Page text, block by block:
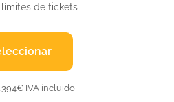
límites de tickets
IVA incluido